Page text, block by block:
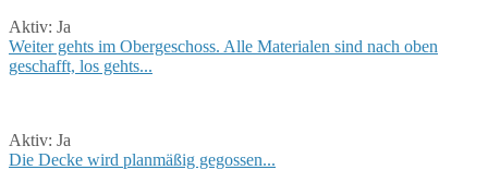
Aktiv: Ja
Weiter gehts im Obergeschoss. Alle Materialen sind nach oben
geschafft, los gehts...
Aktiv: Ja
Die Decke wird planmäßig gegossen...